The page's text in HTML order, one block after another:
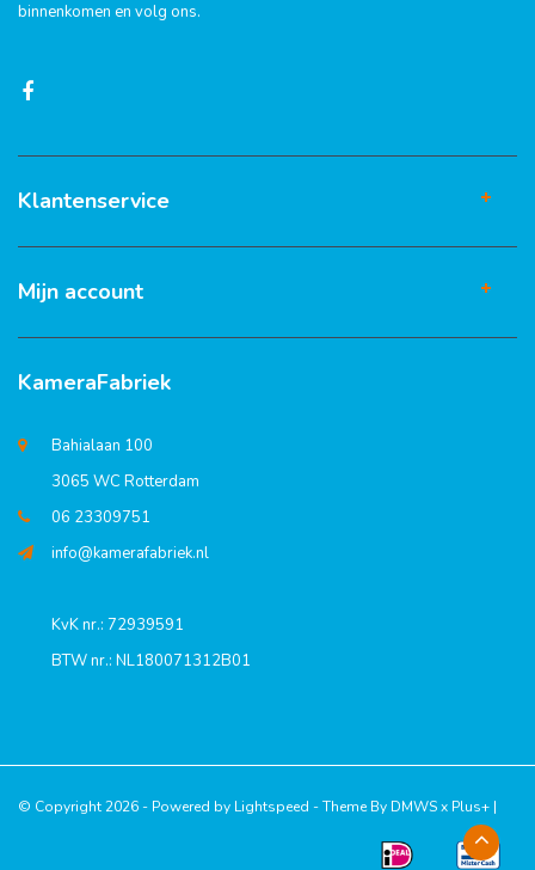
binnenkomen en volg ons.
Klantenservice
Mijn account
KameraFabriek
Bahialaan 100
3065 WC Rotterdam
06 23309751
info@kamerafabriek.nl
KvK nr.: 72939591
BTW nr.: NL180071312B01
© Copyright 2026 - Powered by Lightspeed - Theme By DMWSx Plus+ |